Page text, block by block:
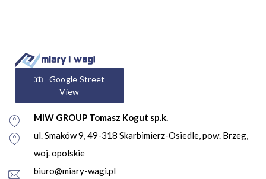
Google Street
View
MIW GROUP Tomasz Kogut sp.k.
ul. Smaków 9, 49-318 Skarbimierz-Osiedle, pow. Brzeg,
woj. opolskie
biuro@miary-wagi.pl